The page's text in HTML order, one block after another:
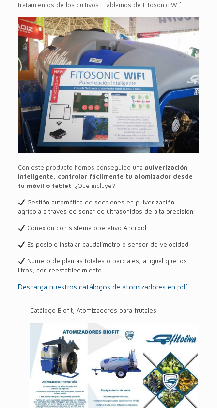
tratamientos de los cultivos. Hablamos de Fitosonic Wifi.
Con este producto hemos conseguido una pulverización
inteligente, controlar fácilmente tu atomizador desde
tu móvil o tablet. ¿Qué incluye?
Gestión automática de secciones en pulverización
agrícola a través de sonar de ultrasonidos de alta precisión.
Conexión con sistema operativo Android.
Es posible instalar caudalímetro o sensor de velocidad.
Número de plantas totales o parciales, al igual que los
litros, con reestablecimiento.
Descarga nuestros catálogos de atomizadores en pdf
Catálogo Biofit, Atomizadores para frutales